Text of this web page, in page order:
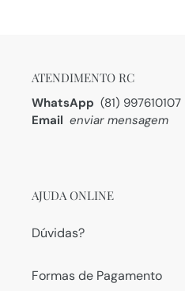
ATENDIMENTO RC
WhatsApp (81) 997610107
Email enviar mensagem
AJUDA ONLINE
Dúvidas?
Formas de Pagamento